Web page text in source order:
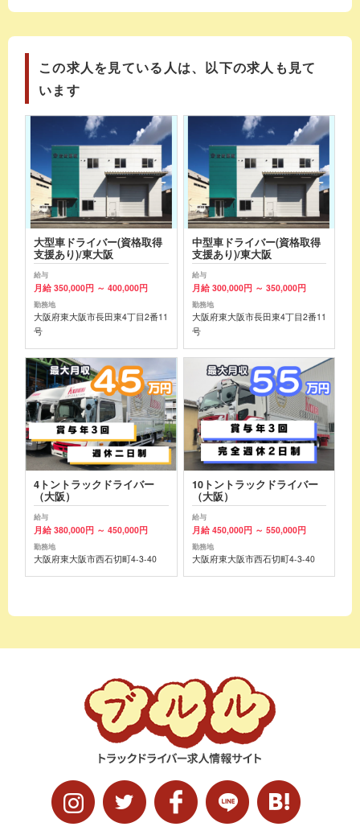
この求人を見ている人は、以下の求人も見て
います
大型車ドライバー(資格取得
支援あり)/東大阪
給与
月給 350,000円 ～ 400,000円
勤務地
大阪府東大阪市長田東4丁目2番11
号
中型車ドライバー(資格取得
支援あり)/東大阪
給与
月給 300,000円 ～ 350,000円
勤務地
大阪府東大阪市長田東4丁目2番11
号
4トントラックドライバー
（大阪）
給与
月給 380,000円 ～ 450,000円
勤務地
大阪府東大阪市西石切町4-3-40
10トントラックドライバー
（大阪）
給与
月給 450,000円 ～ 550,000円
勤務地
大阪府東大阪市西石切町4-3-40